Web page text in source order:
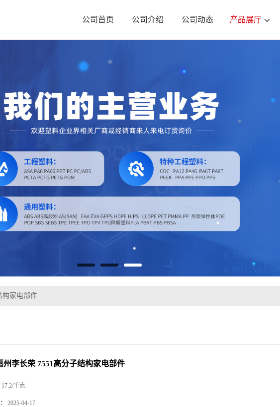
公司首页 公司介绍 公司动态 产品展厅
构家电部件
州李长荣 7551高分子结构家电部件
千克
2025-04-17